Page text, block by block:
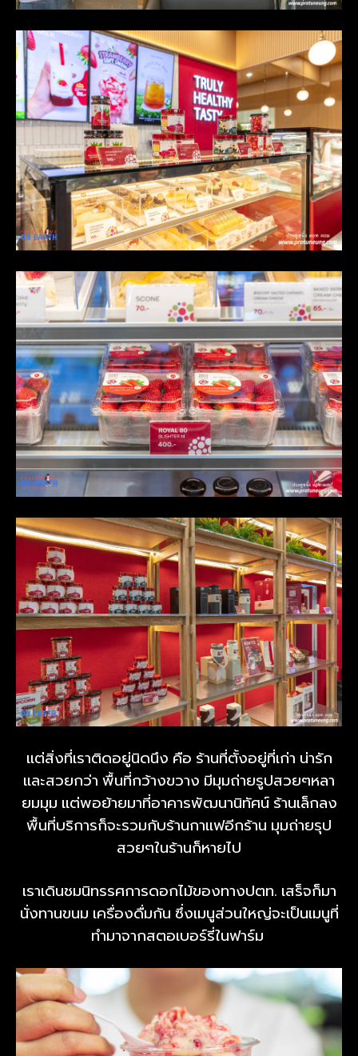
แต่สิ่งที่เราติดอยู่นิดนึง คือ ร้านที่ตั้งอยู่ที่เก่า น่ารัก
และสวยกว่า พื้นที่กว้างขวาง มีมุมถ่ายรูปสวยๆหลา
ยมมุม แต่พอย้ายมาที่อาคารพัฒนานิทัศน์ ร้านเล็กลง
พื้นที่บริการก็จะรวมกับร้านกาแฟอีกร้าน มุมถ่ายรุป
สวยๆในร้านก็หายไป
เราเดินชมนิทรรศการดอกไม้ของทางปตท. เสร็จก็มา
นั่งทานขนม เครื่องดื่มกัน ซึ่งเมนูส่วนใหญ่จะเป็นเมนูที่
ทำมาจากสตอเบอร์รี่ในฟาร์ม